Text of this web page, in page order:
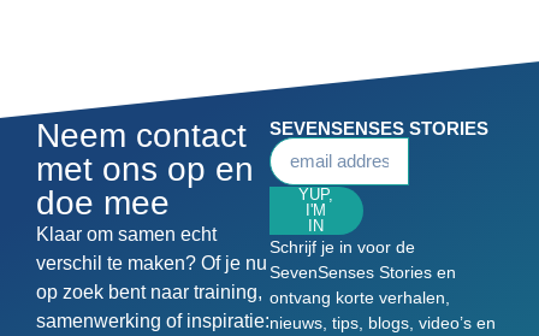
Neem contact
met ons op en
doe mee
Klaar om samen echt
verschil te maken? Of je nu
op zoek bent naar training,
samenwerking of inspiratie:
SEVENSENSES STORIES
YUP,
I'M
IN
Schrijf je in voor de
SevenSenses Stories en
ontvang korte verhalen,
nieuws, tips, blogs, video’s en